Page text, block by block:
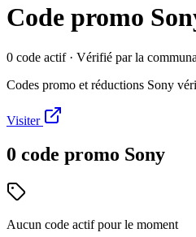
Code promo
0 code actif· Vérifié par la
Codes promo et réductions Sony
Visiter
0 code promo Sony
Aucun code actif pour le moment